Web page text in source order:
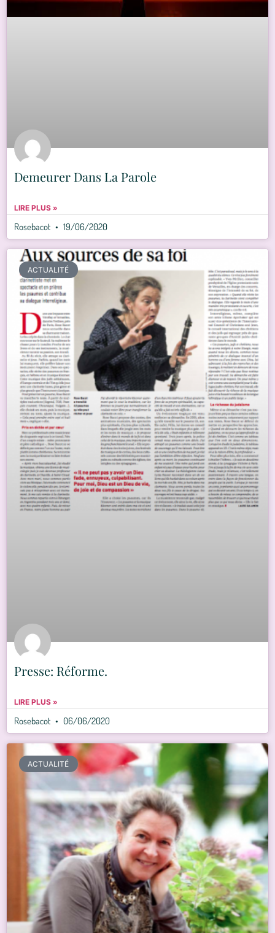
Demeurer Dans La Parole
LIRE PLUS »
Rosebacot 19/06/2020
ACTUALITÉ
Presse: Réforme.
LIRE PLUS »
Rosebacot 06/06/2020
ACTUALITÉ